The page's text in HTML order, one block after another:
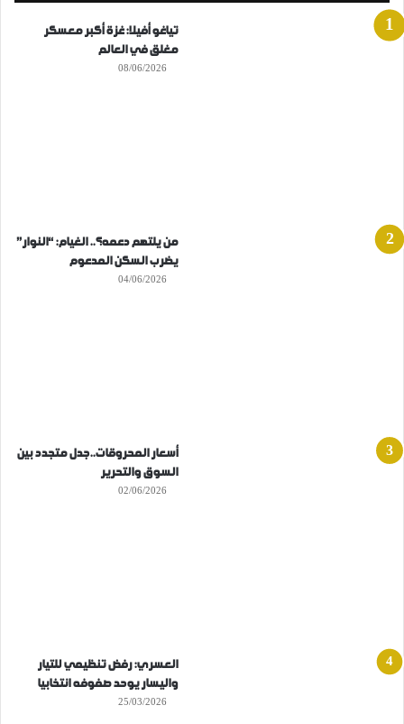
تياغو أفيلا: غزة أكبر معسكر
مغلق في العالم
08/06/2026
من يلتهم دعمه؟.. الغيام: “النوار”
يضرب السكن المدعوم
04/06/2026
أسعار المحروقات..جدل متجدد بين
السوق والتحرير
02/06/2026
العسري: رفض تنظيمي للتيار
واليسار يوحد صفوفه انتخابيا
25/03/2026